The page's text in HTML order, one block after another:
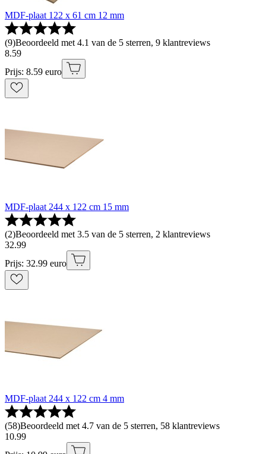
MDF-plaat 122 x 61 cm 12 mm
(9)Beoordeeld met 4.1 van de 5 sterren, 9 klantreviews
8.59
Prijs: 8.59 euro
MDF-plaat 244 x 122 cm 15 mm
(2)Beoordeeld met 3.5 van de 5 sterren, 2 klantreviews
32.99
Prijs: 32.99 euro
MDF-plaat 244 x 122 cm 4 mm
(58)Beoordeeld met 4.7 van de 5 sterren, 58 klantreviews
10.99